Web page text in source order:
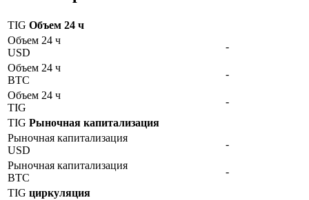
TIG Объем 24 ч
Объем 24 ч
USD
-
Объем 24 ч
BTC
-
Объем 24 ч
TIG
-
TIG Рыночная капитализация
Рыночная капитализация
USD
-
Рыночная капитализация
BTC
-
TIG циркуляция